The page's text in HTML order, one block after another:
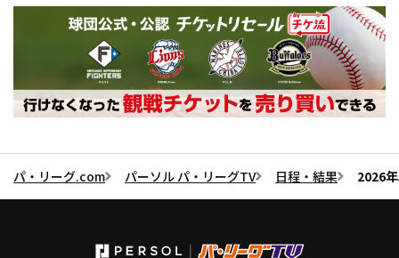
パ・リーグ.com パーソル パ・リーグTV 日程・結果 2026